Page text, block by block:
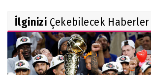
İlginizi Çekebilecek Haberler